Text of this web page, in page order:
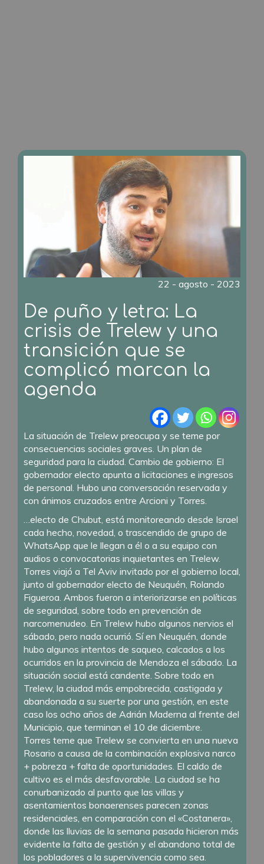
22 - agosto - 2023
De puño y letra: La
crisis de Trelew y una
transición que se
complicó marcan la
agenda
La situación de Trelew preocupa y se teme por
consecuencias sociales graves. Un plan de
seguridad para la ciudad. Cambio de gobierno: El
gobernador electo apunta a licitaciones e ingresos
de personal. Hubo una conversación reservada y
con ánimos cruzados entre Arcioni y Torres.
…electo de Chubut, está monitoreando desde Israel
cada hecho, novedad, o trascendido de grupo de
WhatsApp que le llegan a él o a su equipo con
audios o convocatorias inquietantes en Trelew.
Torres viajó a Tel Aviv invitado por el gobierno local,
junto al gobernador electo de Neuquén, Rolando
Figueroa. Ambos fueron a interiorizarse en políticas
de seguridad, sobre todo en prevención de
narcomenudeo. En Trelew hubo algunos nervios el
sábado, pero nada ocurrió. Sí en Neuquén, donde
hubo algunos intentos de saqueo, calcados a los
ocurridos en la provincia de Mendoza el sábado. La
situación social está candente. Sobre todo en
Trelew, la ciudad más empobrecida, castigada y
abandonada a su suerte por una gestión, en este
caso los ocho años de Adrián Maderna al frente del
Municipio, que terminan el 10 de diciembre.
Torres teme que Trelew se convierta en una nueva
Rosario a causa de la combinación explosiva narco
+ pobreza + falta de oportunidades. El caldo de
cultivo es el más desfavorable. La ciudad se ha
conurbanizado al punto que las villas y
asentamientos bonaerenses parecen zonas
residenciales, en comparación con el «Costanera»,
donde las lluvias de la semana pasada hicieron más
evidente la falta de gestión y el abandono total de
los pobladores a la supervivencia como sea.